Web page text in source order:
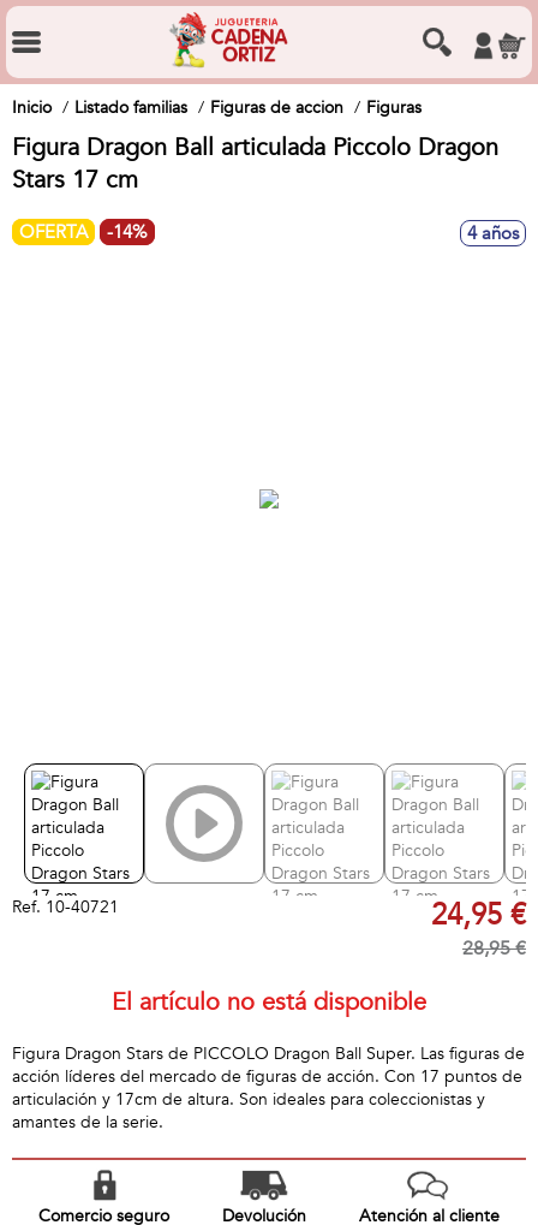
Inicio Listado familias Figuras de accion Figuras
Figura Dragon Ball articulada Piccolo Dragon
Stars 17 cm
OFERTA -14% 4 años
Ref. 10-40721 24,95 €
28,95 €
El artículo no está disponible
Figura Dragon Stars de PICCOLO Dragon Ball Super. Las figuras de
acción líderes del mercado de figuras de acción. Con 17 puntos de
articulación y 17cm de altura. Son ideales para coleccionistas y
amantes de la serie.
Comercio seguro
Devolución
Atención al cliente